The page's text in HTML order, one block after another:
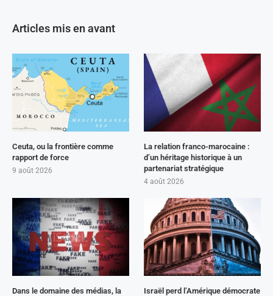
Articles mis en avant
Ceuta, ou la frontière comme
rapport de force
9 août 2026
La relation franco-marocaine :
d’un héritage historique à un
partenariat stratégique
4 août 2026
Dans le domaine des médias, la
Israël perd l’Amérique démocrate